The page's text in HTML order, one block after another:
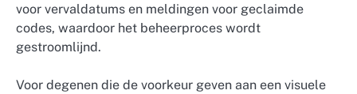
voor vervaldatums en meldingen voor geclaimde
codes, waardoor het beheerproces wordt
gestroomlijnd.
Voor degenen die de voorkeur geven aan een visuele